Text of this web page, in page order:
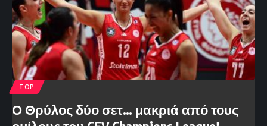
TOP
Ο Θρύλος δύο σετ… μακριά από τους